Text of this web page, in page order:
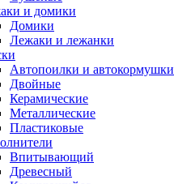
и домики
Домики
Лежаки и лежанки
Автопоилки и автокормушки
Двойные
Керамические
Металлические
Пластиковые
Впитывающий
Древесный